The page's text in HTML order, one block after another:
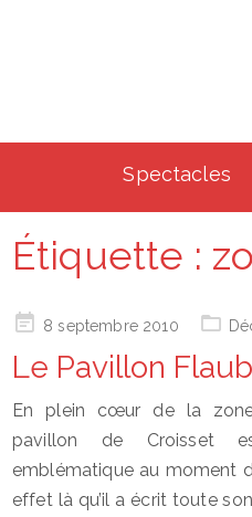
Spectacles
Étiquette :
Posted8 septembre 2010
Le Pavillon
En plein cœur de la
pavillon de Croisset
emblématique au moment
effet là qu’il a écrit toute